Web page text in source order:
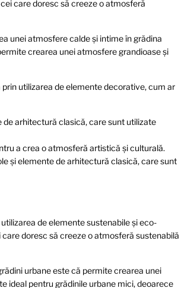
care doresc să creeze o atmosferă
unei atmosfere calde și intime în grădina
crearea unei atmosfere grandioase și
utilizarea de elemente decorative, cum ar
arhitectură clasică, care sunt utilizate
a crea o atmosferă artistică și culturală.
și elemente de arhitectură clasică, care sunt
de elemente sustenabile și eco-
doresc să creeze o atmosferă sustenabilă
urbane este că permite crearea unei
ideal pentru grădinile urbane mici, deoarece